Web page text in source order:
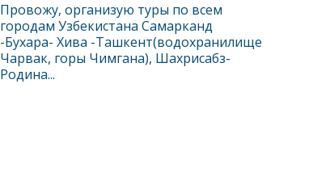
Провожу, организую туры по всем
городам Узбекистана Самарканд
-Бухара- Хива -Ташкент(водохранилище
Чарвак, горы Чимгана), Шахрисабз-
Родина...